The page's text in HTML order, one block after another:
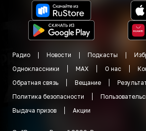
Радио Новости Подкасты
Одноклассники
MAX О нас
Обратная связь
Вещание
Политика безопасности
Выдача призов
Акции